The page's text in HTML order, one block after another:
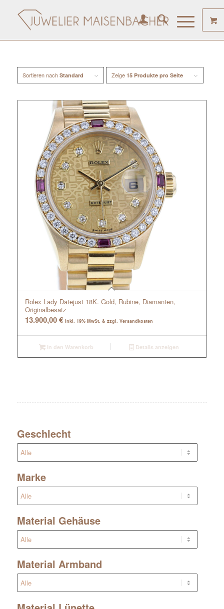
Sortieren nach Standard Zeige 15 Produkte pro Seite
Rolex Lady Datejust 18K. Gold, Rubine, Diamanten,
Originalbesatz
13.900,00€ inkl. 19% MwSt. & zzgl. Versandkosten
In den Warenkorb Details anzeigen
Geschlecht
Marke
Material Gehäuse
Material Armband